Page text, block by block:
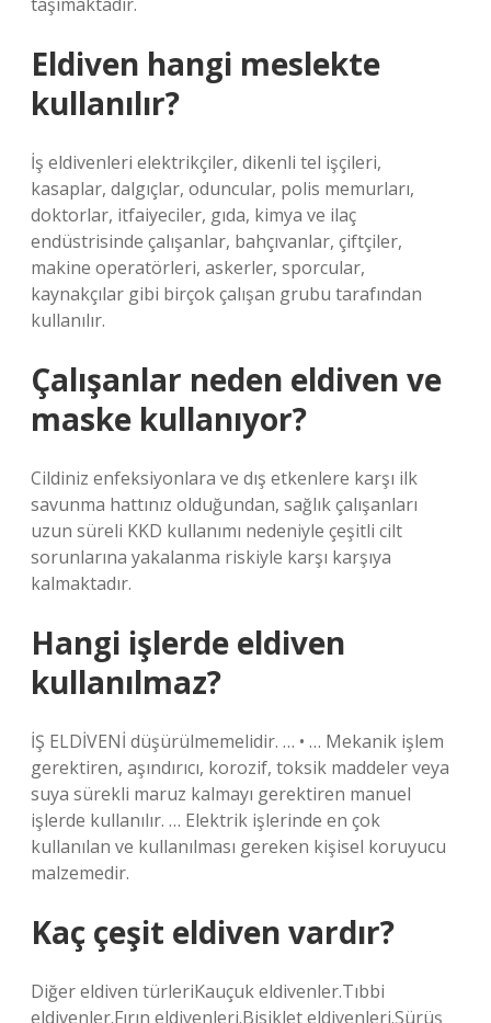
Eldiven hangi meslekte
kullanılır?
İş eldivenleri elektrikçiler, dikenli tel işçileri,
kasaplar, dalgıçlar, oduncular, polis memurları,
doktorlar, itfaiyeciler, gıda, kimya ve ilaç
endüstrisinde çalışanlar, bahçıvanlar, çiftçiler,
makine operatörleri, askerler, sporcular,
kaynakçılar gibi birçok çalışan grubu tarafından
kullanılır.
Çalışanlar neden eldiven ve
maske kullanıyor?
Cildiniz enfeksiyonlara ve dış etkenlere karşı ilk
savunma hattınız olduğundan, sağlık çalışanları
uzun süreli KKD kullanımı nedeniyle çeşitli cilt
sorunlarına yakalanma riskiyle karşı karşıya
kalmaktadır.
Hangi işlerde eldiven
kullanılmaz?
İŞ ELDİVENİ düşürülmemelidir. … • … Mekanik işlem
gerektiren, aşındırıcı, korozif, toksik maddeler veya
suya sürekli maruz kalmayı gerektiren manuel
işlerde kullanılır. … Elektrik işlerinde en çok
kullanılan ve kullanılması gereken kişisel koruyucu
malzemedir.
Kaç çeşit eldiven vardır?
Diğer eldiven türleriKauçuk eldivenler.Tıbbi
eldivenler.Fırın eldivenleri.Bisiklet eldivenleri.Sürüş